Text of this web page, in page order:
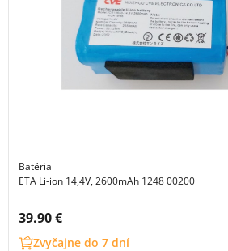
Batéria
ETA Li-ion 14,4V, 2600mAh 1248 00200
Cena s DPH:
39.90 €
Zvyčajne do 7 dní